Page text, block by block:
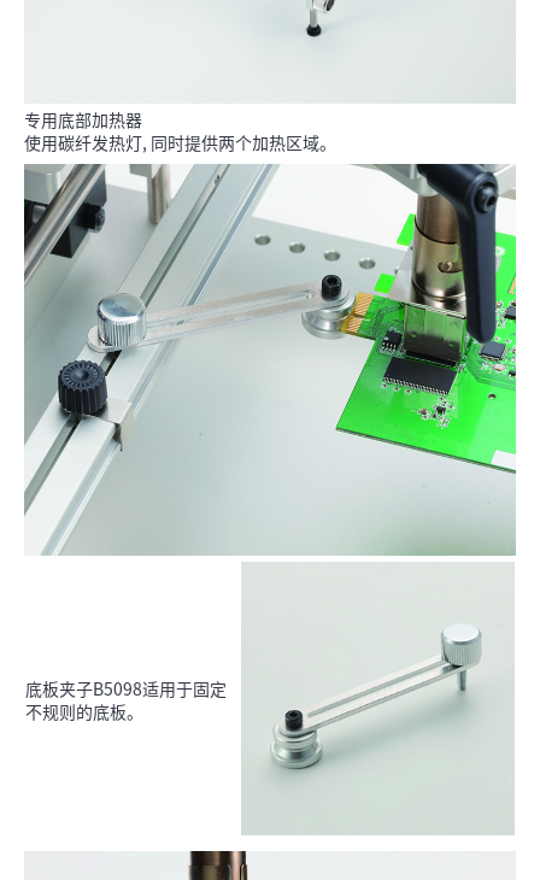
专用底部加热器
使用碳纤发热灯, 同时提供两个加热区域。
底板夹子B5098适用于固定
不规则的底板。